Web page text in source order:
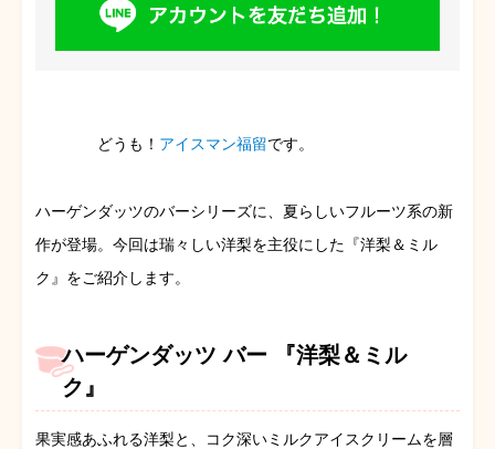
どうも！ アイスマン福留です。
ハーゲンダッツのバーシリーズに、夏らしいフルーツ系の新
作が登場。今回は瑞々しい洋梨を主役にした『洋梨＆ミル
ク』をご紹介します。
ハーゲンダッツ バー 『洋梨＆ミル
ク』
果実感あふれる洋梨と、コク深いミルクアイスクリームを層